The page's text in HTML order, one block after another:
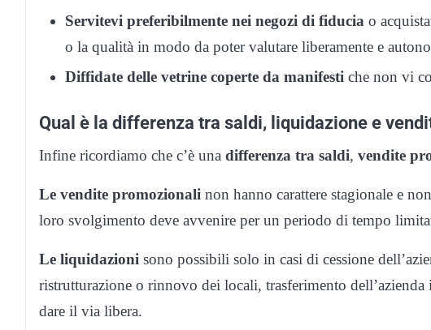
Servitevi preferibilmente nei negozi di fiducia o
o la qualità in modo da poter valutare liberamente e
Diffidate delle vetrine coperte da manifesti che non vi
Qual è la differenza tra saldi, liquidazione e
Infine ricordiamo che c’è una differenza tra saldi, vendite
Le vendite promozionali non hanno carattere stagionale e
loro svolgimento deve avvenire per un periodo di tempo
Le liquidazioni sono possibili solo in casi di cessione
ristrutturazione o rinnovo dei locali, trasferimento
dare il via libera.